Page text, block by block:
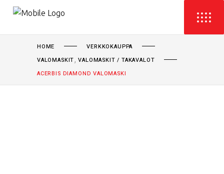
HOME
VERKKOKAUPPA
VALOMASKIT,VALOMASKIT / TAKAVALOT
ACERBIS DIAMOND VALOMASKI